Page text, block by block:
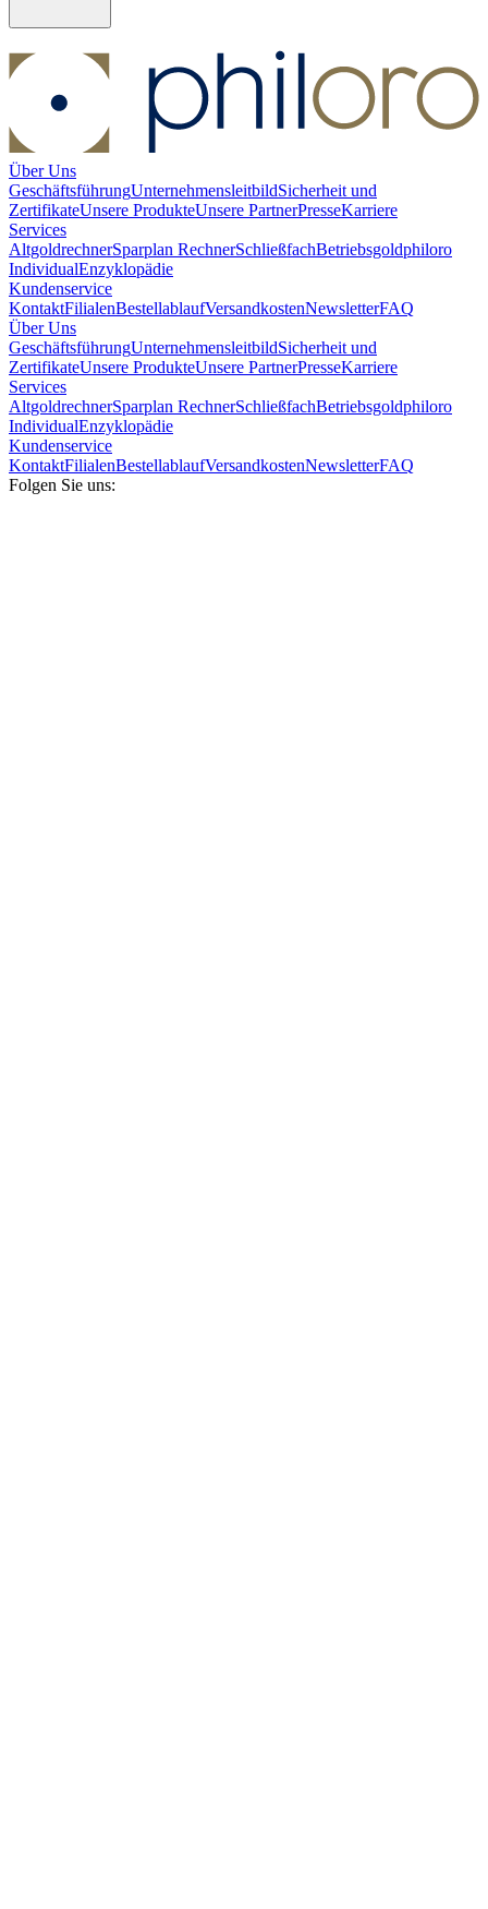
Über Uns
GeschäftsführungUnternehmensleitbildSicherheit und
ZertifikateUnsere ProdukteUnsere PartnerPresseKarriere
Services
AltgoldrechnerSparplan RechnerSchließfachBetriebsgoldphiloro
IndividualEnzyklopädie
Kundenservice
KontaktFilialenBestellablaufVersandkostenNewsletterFAQ
Über Uns
GeschäftsführungUnternehmensleitbildSicherheit und
ZertifikateUnsere ProdukteUnsere PartnerPresseKarriere
Services
AltgoldrechnerSparplan RechnerSchließfachBetriebsgoldphiloro
IndividualEnzyklopädie
Kundenservice
KontaktFilialenBestellablaufVersandkostenNewsletterFAQ
Folgen Sie uns: